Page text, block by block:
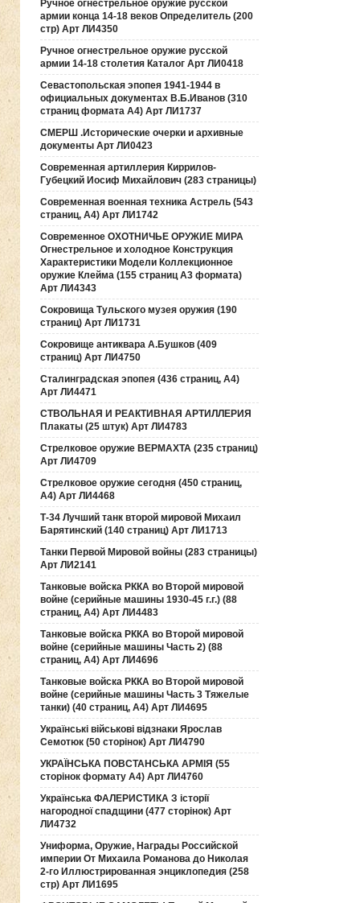
Ручное огнестрельное оружие русской
армии конца 14-18 веков Определитель (200
стр) Арт ЛИ4350
Ручное огнестрельное оружие русской
армии 14-18 столетия Каталог Арт ЛИ0418
Севастопольская эпопея 1941-1944 в
официальных документах В.Б.Иванов (310
страниц формата А4) Арт ЛИ1737
СМЕРШ .Исторические очерки и архивные
документы Арт ЛИ0423
Современная артиллерия Киррилов-
Губецкий Иосиф Михайлович (283 страницы)
Современная военная техника Астрель (543
страниц, А4) Арт ЛИ1742
Современное ОХОТНИЧЬЕ ОРУЖИЕ МИРА
Огнестрельное и холодное Конструкция
Характеристики Модели Коллекционное
оружие Клейма (155 страниц А3 формата)
Арт ЛИ4343
Сокровища Тульского музея оружия (190
cтраниц) Арт ЛИ1731
Сокровище антиквара А.Бушков (409
страниц) Арт ЛИ4750
Сталинградская эпопея (436 страниц, А4)
Арт ЛИ4471
СТВОЛЬНАЯ И РЕАКТИВНАЯ АРТИЛЛЕРИЯ
Плакаты (25 штук) Арт ЛИ4783
Стрелковое оружие ВЕРМАХТА (235 страниц)
Арт ЛИ4709
Стрелковое оружие сегодня (450 страниц,
А4) Арт ЛИ4468
Т-34 Лучший танк второй мировой Михаил
Барятинский (140 страниц) Арт ЛИ1713
Танки Первой Мировой войны (283 страницы)
Арт ЛИ2141
Танковые войска РККА во Второй мировой
войне (серийные машины 1930-45 г.г.) (88
страниц, А4) Арт ЛИ4483
Танковые войска РККА во Второй мировой
войне (серийные машины Часть 2) (88
страниц, А4) Арт ЛИ4696
Танковые войска РККА во Второй мировой
войне (серийные машины Часть 3 Тяжелые
танки) (40 страниц, А4) Арт ЛИ4695
Українські військові відзнаки Ярослав
Семотюк (50 сторінок) Арт ЛИ4790
УКРАЇНСЬКА ПОВСТАНСЬКА АРМІЯ (55
сторінок формату А4) Арт ЛИ4760
Українська ФАЛЕРИСТИКА З історії
нагородної спадщини (477 сторінок) Арт
ЛИ4732
Униформа, Оружие, Награды Российской
империи От Михаила Романова до Николая
2-го Иллюстрированная энциклопедия (258
стр) Арт ЛИ1695